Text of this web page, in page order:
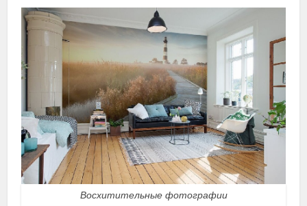
Восхитительные фотографии